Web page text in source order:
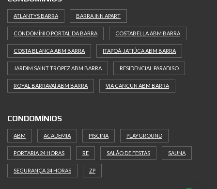
ATLANTYS BARRA BARRA INN APART
CONDOMÍNIO PORTAL DA BARRA COSTABELLA ABM BARRA
COSTA BLANCA ABM BARRA ITAPOÃ-JATIÚCA ABM BARRA
JARDIM SAINT TROPEZ ABM BARRA RESIDENCIAL PARADISO
ROYAL BARRAVAÍ ABM BARRA VIA CANCUN ABM BARRA
CONDOMÍNIOS
ABM ACADEMIA PISCINA PLAYGROUND
PORTARIA 24 HORAS RE SALÃO DE FESTAS SAUNA
SEGURANÇA 24 HORAS ZP